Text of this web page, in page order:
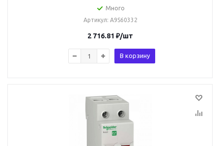
Много
Артикул: A9S60332
2 716.81 ₽/шт
В корзину